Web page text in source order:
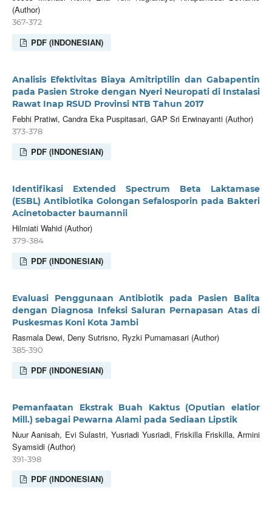
(Author)
367-372
PDF (INDONESIAN)
Analisis Efektivitas Biaya Amitriptilin dan Gabapentin
pada Pasien Stroke dengan Nyeri Neuropati di Instalasi
Rawat Inap RSUD Provinsi NTB Tahun 2017
Febhi Pratiwi, Candra Eka Puspitasari, GAP Sri Erwinayanti (Author)
373-378
PDF (INDONESIAN)
Identifikasi Extended Spectrum Beta Laktamase
(ESBL) Antibiotika Golongan Sefalosporin pada Bakteri
Acinetobacter baumannii
Hilmiati Wahid (Author)
379-384
PDF (INDONESIAN)
Evaluasi Penggunaan Antibiotik pada Pasien Balita
dengan Diagnosa Infeksi Saluran Pernapasan Atas di
Puskesmas Koni Kota Jambi
Rasmala Dewi, Deny Sutrisno, Ryzki Purnamasari (Author)
385-390
PDF (INDONESIAN)
Pemanfaatan Ekstrak Buah Kaktus (Oputian elatior
Mill.) sebagai Pewarna Alami pada Sediaan Lipstik
Nuur Aanisah, Evi Sulastri, Yusriadi Yusriadi, Friskilla Friskilla, Armini
Syamsidi (Author)
391-398
PDF (INDONESIAN)